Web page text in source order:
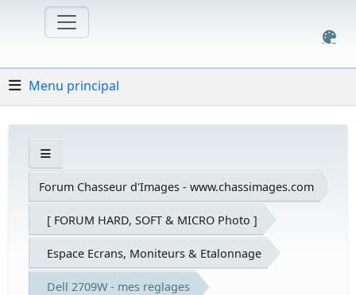
Menu principal
Forum Chasseur d'Images - www.chassimages.com
[ FORUM HARD, SOFT & MICRO Photo ]
Espace Ecrans, Moniteurs & Etalonnage
Dell 2709W - mes reglages